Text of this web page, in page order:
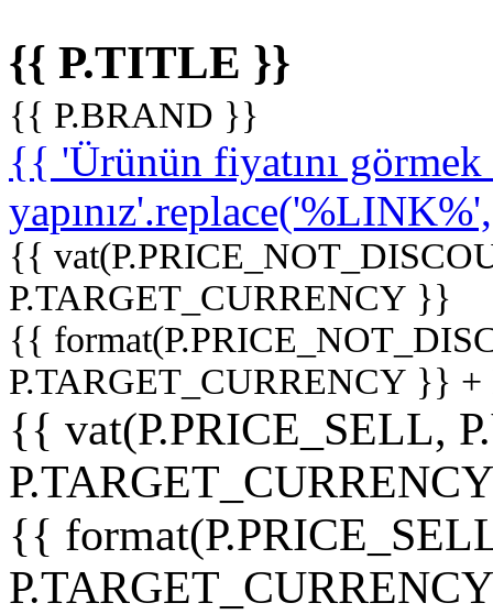
{{ P.TITLE }}
{{ P.BRAND }}
{{ 'Ürünün fiyatını
{{
P.TARGET_CURRENCY }}
{{
P.TARGET_CURRENCY }}
{{ vat(P.PRICE_SELL,
{{